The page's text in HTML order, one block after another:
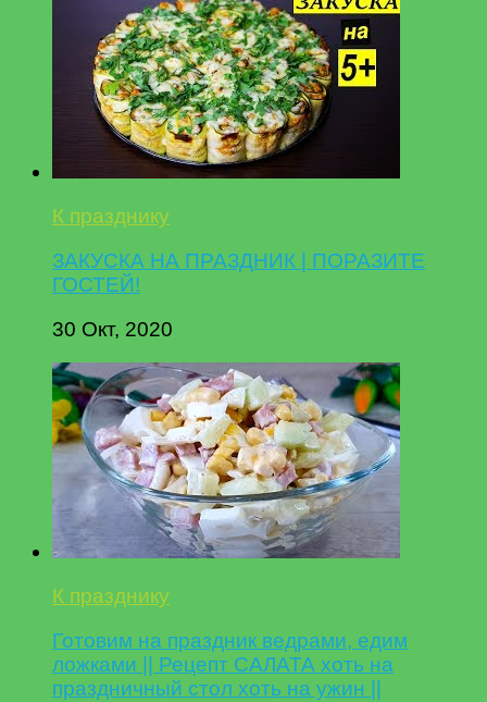
К празднику
ЗАКУСКА НА ПРАЗДНИК | ПОРАЗИТЕ
ГОСТЕЙ!
30 Окт, 2020
К празднику
Готовим на праздник ведрами, едим
ложками || Рецепт САЛАТА хоть на
праздничный стол хоть на ужин ||